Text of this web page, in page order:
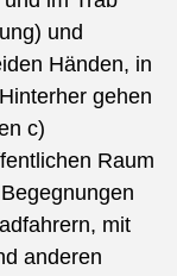
und
Händen, in
gehen
c)
Raum
mit
anderen